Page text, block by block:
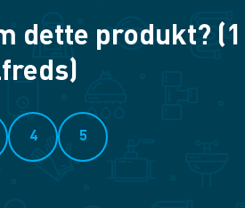
dette produkt?
4 5